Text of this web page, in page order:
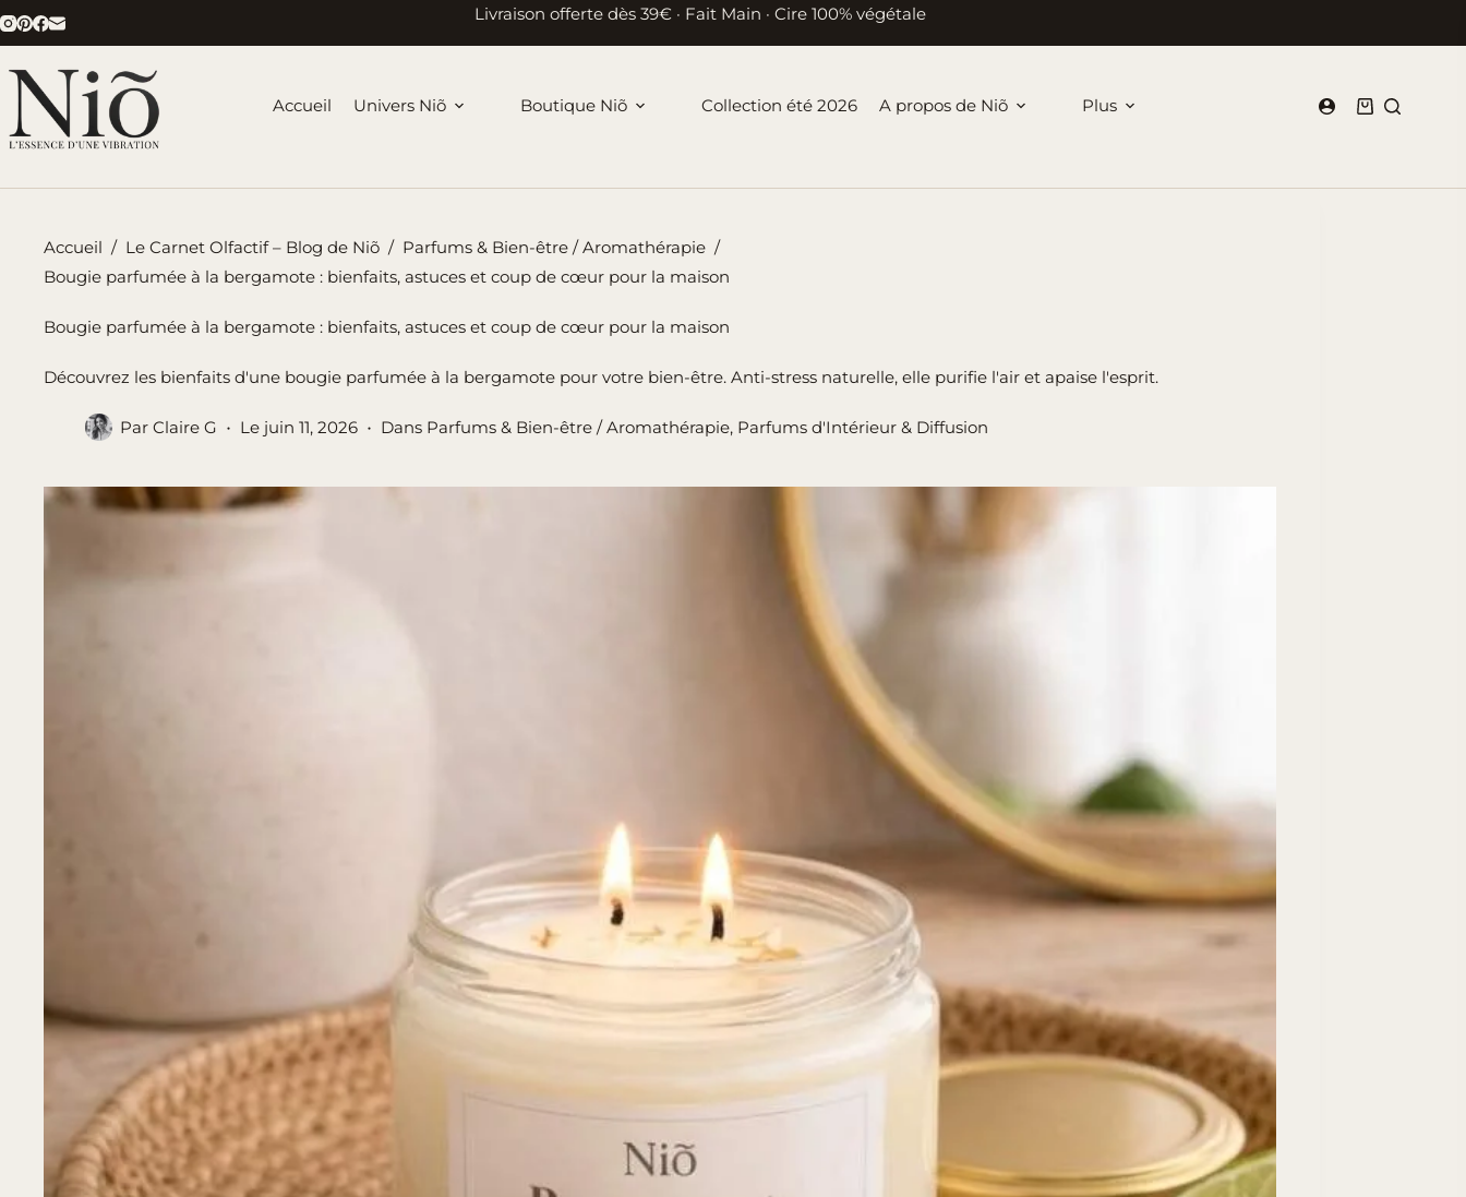
Passer
au
contenu
Livraison offerte dès 39€ · Fait Main · Cire 100% végétale
Accueil Univers Niõ Boutique Niõ Collection été 2026 A propos de Niõ Plus
Panier
Accueil / Le Carnet Olfactif – Blog de Niõ / Parfums & Bien-être / Aromathérapie /
Bougie parfumée à la bergamote : bienfaits, astuces et coup de cœur pour la maison
Bougie parfumée à la bergamote : bienfaits, astuces et coup de cœur pour la maison
Découvrez les bienfaits d'une bougie parfumée à la bergamote pour votre bien-être. Anti-stress naturelle, elle purifie l'air et apaise l'esprit.
Par Claire G Le juin 11, 2026 Dans Parfums & Bien-être / Aromathérapie, Parfums d'Intérieur & Diffusion